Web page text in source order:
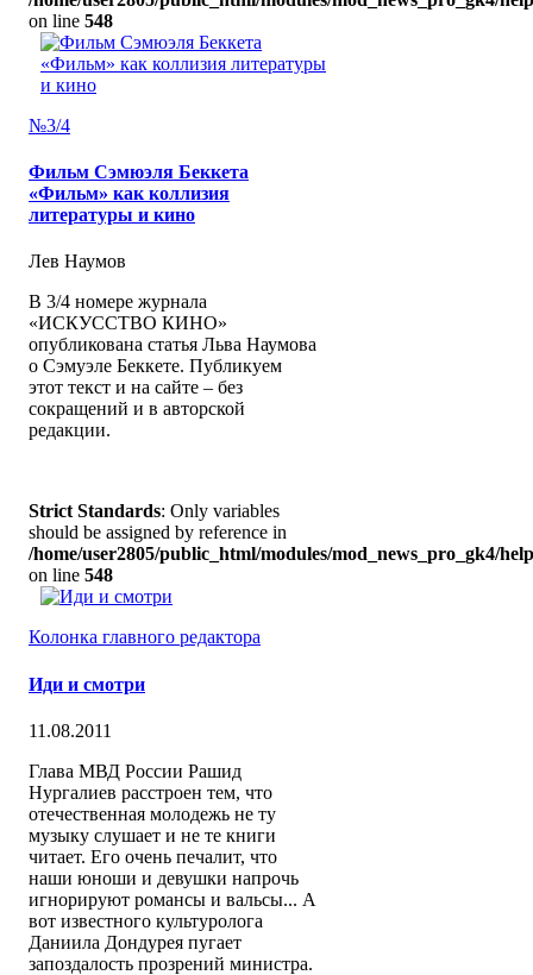
on line 548
№3/4
Фильм Сэмюэля Беккета
«Фильм» как коллизия
литературы и кино
Лев Наумов
В 3/4 номере журнала
«ИСКУССТВО КИНО»
опубликована статья Льва Наумова
о Сэмуэле Беккете. Публикуем
этот текст и на сайте – без
сокращений и в авторской
редакции.
Strict Standards: Only variables
should be assigned by reference in
/home/user2805/public_html/modules/mod_news_pro_gk4/
on line 548
Колонка главного редактора
Иди и смотри
11.08.2011
Глава МВД России Рашид
Нургалиев расстроен тем, что
отечественная молодежь не ту
музыку слушает и не те книги
читает. Его очень печалит, что
наши юноши и девушки напрочь
игнорируют романсы и вальсы... А
вот известного культуролога
Даниила Дондурея пугает
запоздалость прозрений министра.